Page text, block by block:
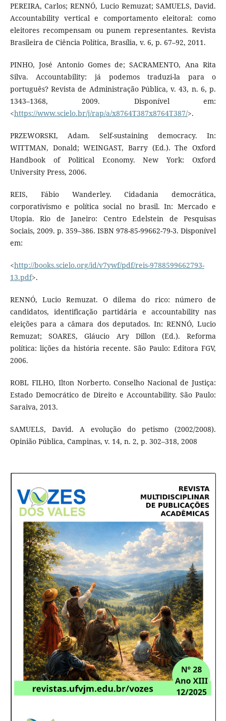
PEREIRA, Carlos; RENNÓ, Lucio Remuzat; SAMUELS, David.
Accountability vertical e comportamento eleitoral: como
eleitores recompensam ou punem representantes. Revista
Brasileira de Ciência Política, Brasília, v. 6, p. 67–92, 2011.
PINHO, José Antonio Gomes de; SACRAMENTO, Ana Rita
Silva. Accountability: já podemos traduzi-la para o
português? Revista de Administração Pública, v. 43, n. 6, p.
1343–1368, 2009. Disponível em:
<https://www.scielo.br/j/rap/a/x8764T387x8764T387/>.
PRZEWORSKI, Adam. Self-sustaining democracy. In:
WITTMAN, Donald; WEINGAST, Barry (Ed.). The Oxford
Handbook of Political Economy. New York: Oxford
University Press, 2006.
REIS, Fábio Wanderley. Cidadania democrática,
corporativismo e política social no brasil. In: Mercado e
Utopia. Rio de Janeiro: Centro Edelstein de Pesquisas
Sociais, 2009. p. 359–386. ISBN 978-85-99662-79-3. Disponível
em:
<http://books.scielo.org/id/v7ywf/pdf/reis-9788599662793-
13.pdf>.
RENNÓ, Lucio Remuzat. O dilema do rico: número de
candidatos, identificação partidária e accountability nas
eleições para a câmara dos deputados. In: RENNÓ, Lucio
Remuzat; SOARES, Gláucio Ary Dillon (Ed.). Reforma
política: lições da história recente. São Paulo: Editora FGV,
2006.
ROBL FILHO, Ilton Norberto. Conselho Nacional de Justiça:
Estado Democrático de Direito e Accountability. São Paulo:
Saraiva, 2013.
SAMUELS, David. A evolução do petismo (2002/2008).
Opinião Pública, Campinas, v. 14, n. 2, p. 302–318, 2008